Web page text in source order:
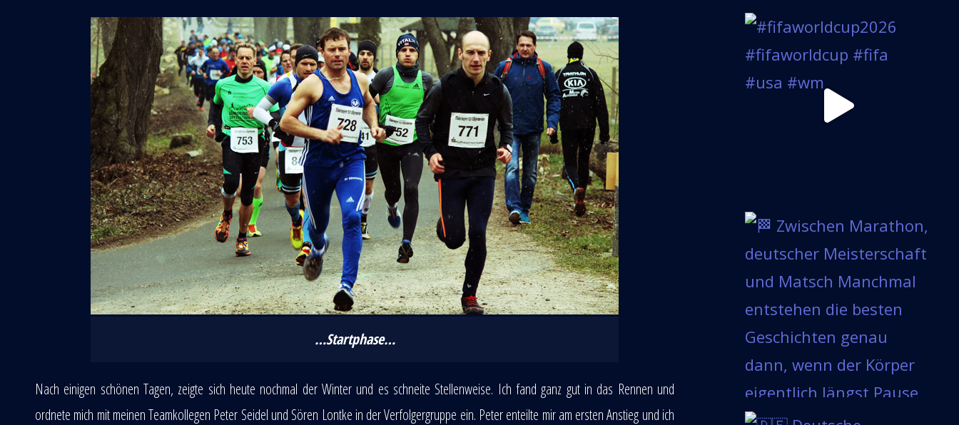
…Startphase…
Nach einigen schönen Tagen, zeigte sich heute nochmal der Winter und es schneite Stellenweise. Ich fand ganz gut in das Rennen und
ordnete mich mit meinen Teamkollegen Peter Seidel und Sören Lontke in der Verfolgergruppe ein. Peter enteilte mir am ersten Anstieg und ich